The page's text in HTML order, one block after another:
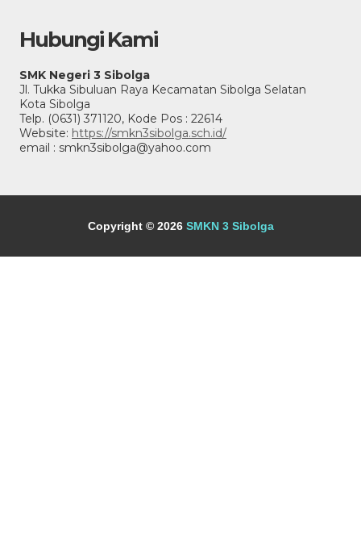
Hubungi Kami
SMK Negeri 3 Sibolga
Jl. Tukka Sibuluan Raya Kecamatan Sibolga Selatan
Kota Sibolga
Telp. (0631) 371120, Kode Pos : 22614
Website: https://smkn3sibolga.sch.id/
email : smkn3sibolga@yahoo.com
Copyright © 2026 SMKN 3 Sibolga